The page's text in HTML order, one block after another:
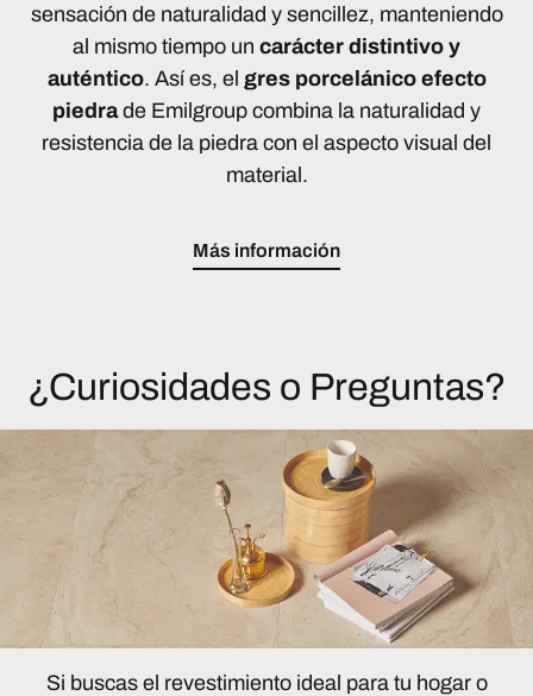
sensación de naturalidad y sencillez, manteniendo
al mismo tiempo un carácter distintivo y
auténtico. Así es, el gres porcelánico efecto
piedrade Emilgroup combina la naturalidad y
resistencia de la piedra con el aspecto visual del
material.
Más información
¿Curiosidades o Preguntas?
Si buscas el revestimiento ideal para tu hogar o